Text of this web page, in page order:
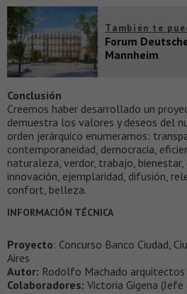
También te
Forum
Mannheim
Conclusión
Creemos haber desarrollado un
demuestra los valores y deseos del
orden jerárquico enumeramos:
contemporaneidad, democracia,
naturaleza, verdor, trabajo, bienestar,
innovación, ejemplaridad, difusión,
confort, belleza.
INFORMACIÓN TÉCNICA
Proyecto: Concurso Banco Ciudad,
Aires
Autor: Rodolfo Machado arquitectos
Colaboradores: Victoria Gigena